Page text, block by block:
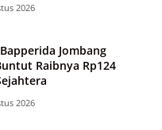
2026
Jombang
Raibnya Rp124
2026